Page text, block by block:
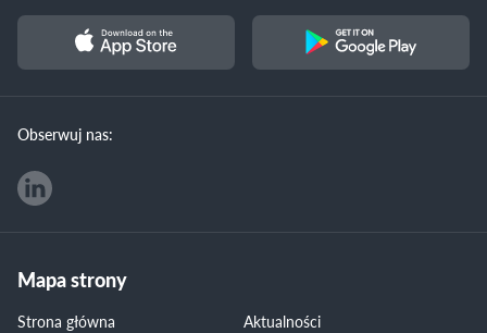
Obserwuj nas:
Mapa strony
Strona główna
Aktualności